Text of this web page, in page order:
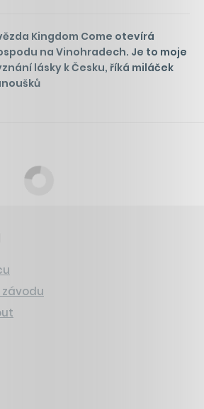
Kingdom Come otevírá
na Vinohradech. Je to moje
lásky k Česku, říká miláček
závodu